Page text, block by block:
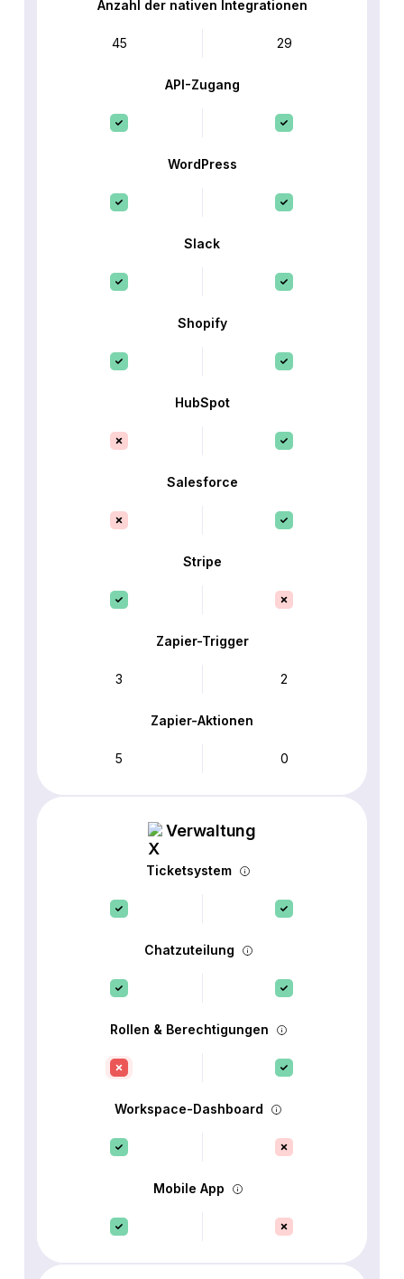
Anzahl der nativen Integrationen
45 29
API-Zugang
WordPress
Slack
Shopify
HubSpot
Salesforce
Stripe
Zapier-Trigger
3 2
Zapier-Aktionen
5 0
Verwaltung
Ticketsystem
Chatzuteilung
Rollen & Berechtigungen
Workspace-Dashboard
Mobile App